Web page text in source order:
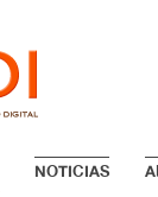
NOTICIAS